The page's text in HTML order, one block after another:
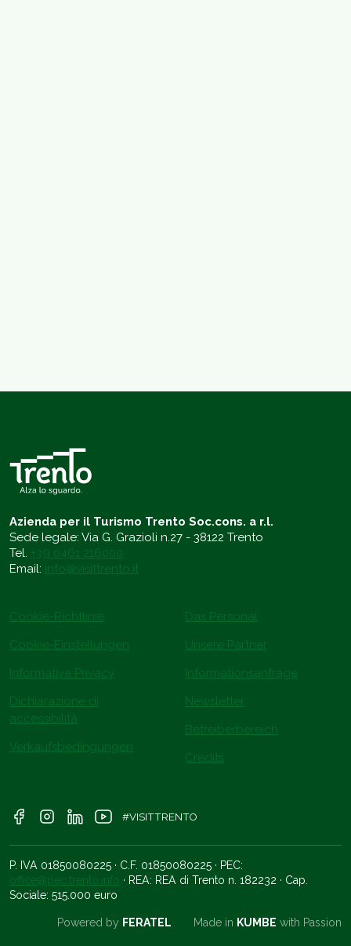
Azienda per il Turismo Trento Soc.cons. a r.l.
Sede legale: Via G. Grazioli n.27 - 38122 Trento
Tel. +39 0461 216000
Email: info@visittrento.it
Cookie-Richtlinie
Cookie-Einstellungen
Informativa Privacy
Dichiarazione di
accessibilità
Verkaufsbedingungen
Das Personal
Unsere Partner
Informationsanfrage
Newsletter
Betreiberbereich
Credits
#VISITTRENTO
P. IVA 01850080225 · C.F. 01850080225 · PEC:
office@pec.trento.info · REA: REA di Trento n. 182232 · Cap.
Sociale: 515.000 euro
Powered by FERATEL Made in KUMBE with Passion